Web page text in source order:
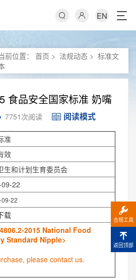
EN
前位置：首页 > 法规动态 >标准文
食品安全国家标准 奶嘴
7751次阅读 阅读模式
准
效
生和计划生育委员会
22
09-22
载
2015 National Food
Standard Nipple>
please contact us.
合规工具
返回顶部